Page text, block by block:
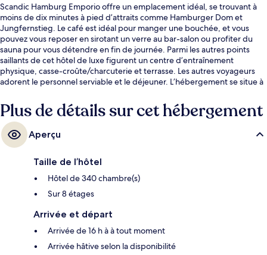
Scandic Hamburg Emporio offre un emplacement idéal, se trouvant à
moins de dix minutes à pied d’attraits comme Hamburger Dom et
Jungfernstieg. Le café est idéal pour manger une bouchée, et vous
pouvez vous reposer en sirotant un verre au bar-salon ou profiter du
sauna pour vous détendre en fin de journée. Parmi les autres points
saillants de cet hôtel de luxe figurent un centre d’entraînement
physique, casse-croûte/charcuterie et terrasse. Les autres voyageurs
adorent le personnel serviable et le déjeuner. L’hébergement se situe à
Gänsemarkt se trouve à 5 minutes et Station U-Bahn Messehallen est
à 8 minutes.
Plus de détails sur cet hébergement
Aperçu
Taille de l’hôtel
Hôtel de 340 chambre(s)
Sur 8 étages
Arrivée et départ
Arrivée de 16 h à à tout moment
Arrivée hâtive selon la disponibilité